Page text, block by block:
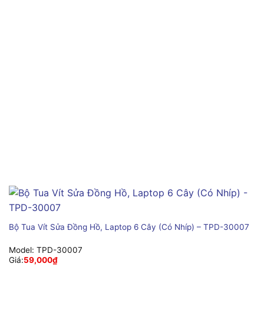
Bộ Tua Vít Sửa Đồng Hồ, Laptop 6 Cây (Có Nhíp) – TPD-30007
Model: TPD-30007
Giá:59,000₫